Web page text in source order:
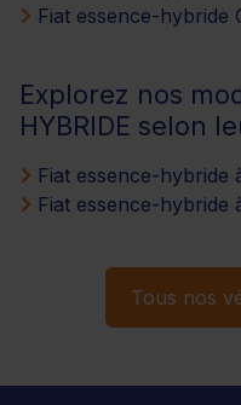
Fiat essence-hybride
Explorez nos
HYBRIDE selon
Fiat essence-hybride
Fiat essence-hybride
Tous nos